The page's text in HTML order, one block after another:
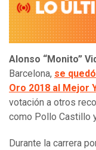
Alonso “Monito”
Barcelona, se
Oro 2018 al Mejor
votación a otros
como Pollo Castillo
Durante la carrera